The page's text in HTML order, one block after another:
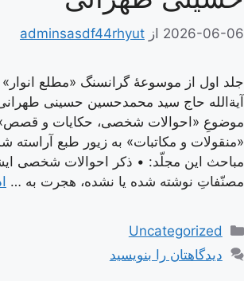
2026-06-06 از adminsasdf44rhyut
جلد اول از موسوعۀ گرانسنگ «مطلع
آیة‌الله حاج سید محمدحسین حسینی
موضوعِ «احوالات شخصی، حکایات و
«منقولات و مکاتبات» به زیور طبع
مباحث این مجلّد: • ذکر احوالات شخصی
مصنّفاتِ نوشته شده یا نشده، هجرت به …
دسته‌ها
Uncategorized
دیدگاهتان را بنویسید